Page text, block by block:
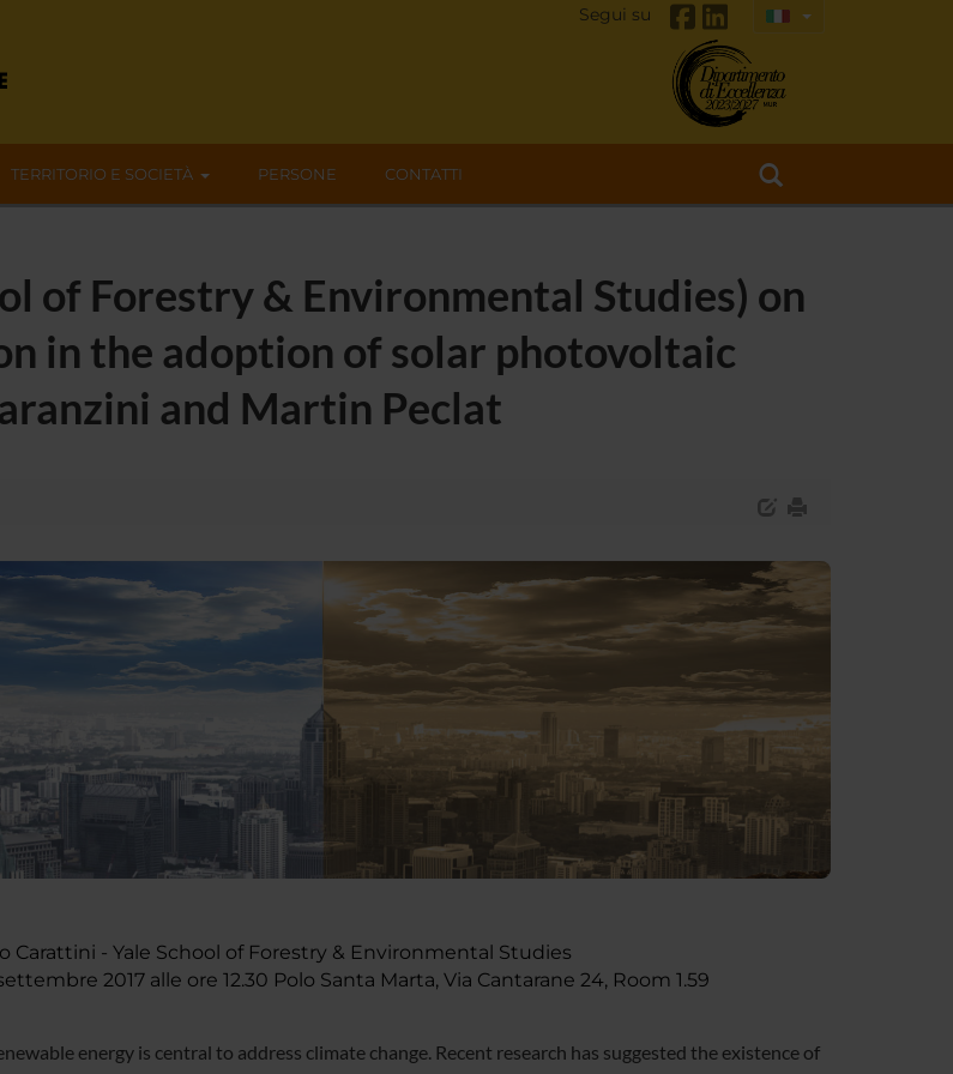
Segui su
TERRITORIO E SOCIETÀ PERSONE CONTATTI
of Forestry & Environmental Studies) on
in the adoption of solar photovoltaic
and Martin Peclat
Carattini - Yale School of Forestry & Environmental Studies
2017 alle ore 12.30 Polo Santa Marta, Via Cantarane 24, Room 1.59
energy is central to address climate change. Recent research has suggested the existence of